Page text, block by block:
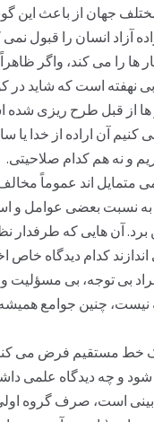
مختلف جهان از باعث
آزاد انسان را قبول نمی
را می کند، واگر ظاهراً
نهفته است که شاید در
ها از قبل طرح ریزی شده
آن اراده از خدا یا
و نه هم کدام صلاحیتی.
اند عموماً مخالف
به نسبت بعضی عوامل و
برد. آن هایی که
کدام دیدگاه خاص
بی توجه، بی مسؤلیت
نیست، چنین جوامع
یک خط مستقیم فرض می
و چه دیدگاه علمی
بینی است، صرف گروه